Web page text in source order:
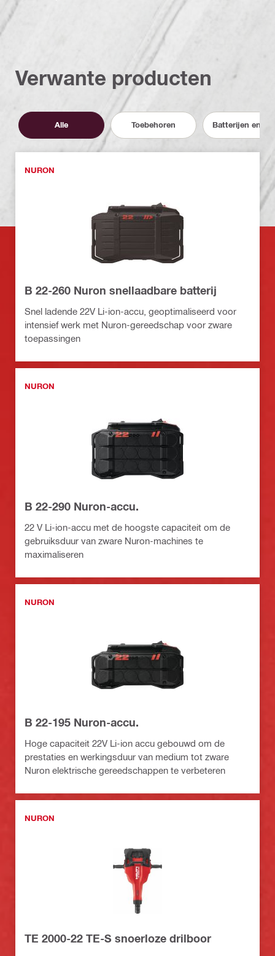
Verwante producten
Alle Toebehoren Batterijen en
NURON
B 22-260 Nuron snellaadbare batterij
Snel ladende 22V Li-ion-accu, geoptimaliseerd voor
intensief werk met Nuron-gereedschap voor zware
toepassingen
NURON
B 22-290 Nuron-accu.
22 V Li-ion-accu met de hoogste capaciteit om de
gebruiksduur van zware Nuron-machines te
maximaliseren
NURON
B 22-195 Nuron-accu.
Hoge capaciteit 22V Li-ion accu gebouwd om de
prestaties en werkingsduur van medium tot zware
Nuron elektrische gereedschappen te verbeteren
NURON
TE 2000-22 TE-S snoerloze drilboor